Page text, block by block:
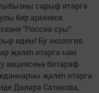
сарыф итәргә
бер армиясе.
"Россия суы“
идем! Бу экология
җәлеп итәргә һәм
акциясенә битараф
җәлеп итәргә
Диләрә Сатикова,